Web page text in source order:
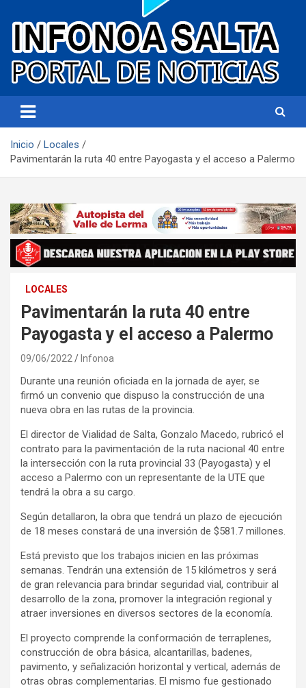
Infonoa Salta
Inicio
Locales
Pavimentarán la ruta 40 entre Payogasta y el acceso a Palermo
LOCALES
Pavimentarán la ruta 40 entre
Payogasta y el acceso a Palermo
09/06/2022 Infonoa
Durante una reunión oficiada en la jornada de ayer, se
firmó un convenio que dispuso la construcción de una
nueva obra en las rutas de la provincia.
El director de Vialidad de Salta, Gonzalo Macedo, rubricó el
contrato para la pavimentación de la ruta nacional 40 entre
la intersección con la ruta provincial 33 (Payogasta) y el
acceso a Palermo con un representante de la UTE que
tendrá la obra a su cargo.
Según detallaron, la obra que tendrá un plazo de ejecución
de 18 meses constará de una inversión de $581.7 millones.
Está previsto que los trabajos inicien en las próximas
semanas. Tendrán una extensión de 15 kilómetros y será
de gran relevancia para brindar seguridad vial, contribuir al
desarrollo de la zona, promover la integración regional y
atraer inversiones en diversos sectores de la economía.
El proyecto comprende la conformación de terraplenes,
construcción de obra básica, alcantarillas, badenes,
pavimento, y señalización horizontal y vertical, además de
otras obras complementarias. El mismo fue gestionado